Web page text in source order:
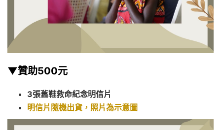
▼贊助500元
3張舊鞋救命紀念明信片
明信片隨機出貨，照片為示意圖